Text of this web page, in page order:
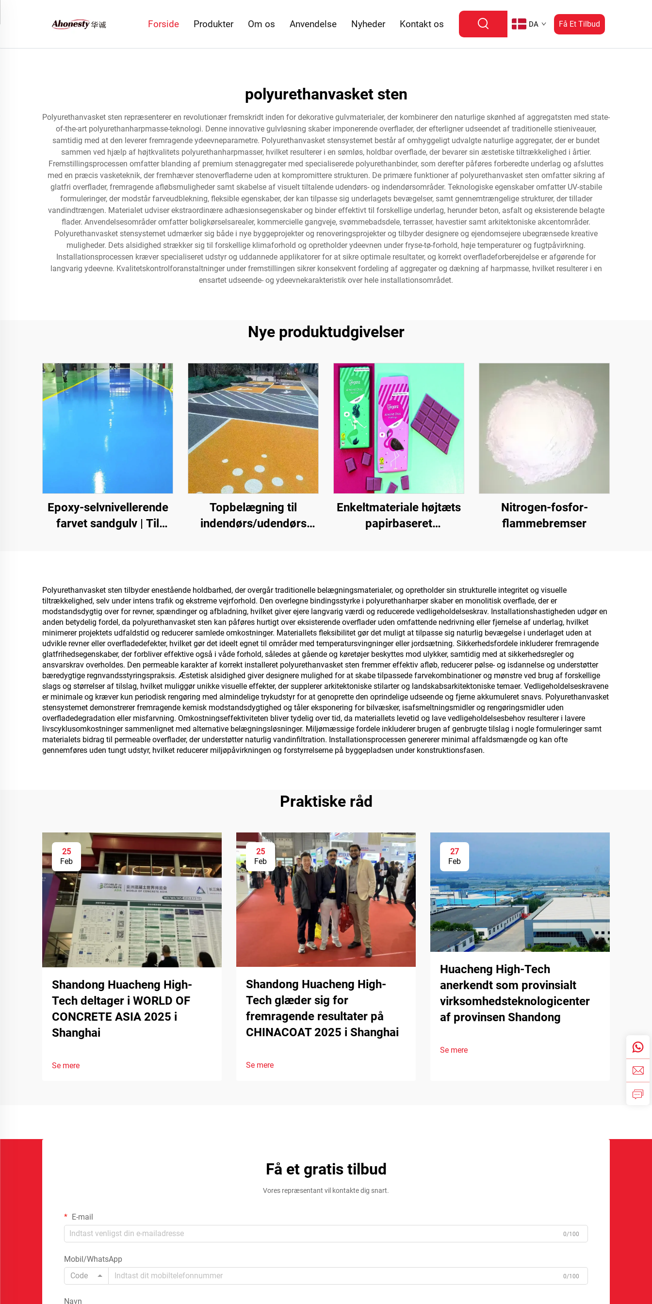
Forside Produkter Om os Anvendelse Nyheder Kontakt os DA Få Et Tilbud
polyurethanvasket sten
Polyurethanvasket sten repræsenterer en revolutionær fremskridt inden for dekorative gulvmaterialer, der kombinerer den naturlige skønhed af aggregatsten med state-
of-the-art polyurethanharpmasse-teknologi. Denne innovative gulvløsning skaber imponerende overflader, der efterligner udseendet af traditionelle stieniveauer,
samtidig med at den leverer fremragende ydeevneparametre. Polyurethanvasket stensystemet består af omhyggeligt udvalgte naturlige aggregater, der er bundet
sammen ved hjælp af højtkvalitets polyurethanharpmasser, hvilket resulterer i en sømløs, holdbar overflade, der bevarer sin æstetiske tiltrækkelighed i årtier.
Fremstillingsprocessen omfatter blanding af premium stenaggregater med specialiserede polyurethanbinder, som derefter påføres forberedte underlag og afsluttes
med en præcis vasketeknik, der fremhæver stenoverfladerne uden at kompromittere strukturen. De primære funktioner af polyurethanvasket sten omfatter sikring af
glatfri overflader, fremragende afløbsmuligheder samt skabelse af visuelt tiltalende udendørs- og indendørsområder. Teknologiske egenskaber omfatter UV-stabile
formuleringer, der modstår farveudblekning, fleksible egenskaber, der kan tilpasse sig underlagets bevægelser, samt gennemtrængelige strukturer, der tillader
vandindtrængen. Materialet udviser ekstraordinære adhæsionsegenskaber og binder effektivt til forskellige underlag, herunder beton, asfalt og eksisterende belagte
flader. Anvendelsesområder omfatter boligkørselsarealer, kommercielle gangveje, svømmebadsdele, terrasser, havestier samt arkitektoniske akcentområder.
Polyurethanvasket stensystemet udmærker sig både i nye byggeprojekter og renoveringsprojekter og tilbyder designere og ejendomsejere ubegrænsede kreative
muligheder. Dets alsidighed strækker sig til forskellige klimaforhold og opretholder ydeevnen under fryse-tø-forhold, høje temperaturer og fugtpåvirkning.
Installationsprocessen kræver specialiseret udstyr og uddannede applikatorer for at sikre optimale resultater, og korrekt overfladeforberejdelse er afgørende for
langvarig ydeevne. Kvalitetskontrolforanstaltninger under fremstillingen sikrer konsekvent fordeling af aggregater og dækning af harpmasse, hvilket resulterer i en
ensartet udseende- og ydeevnekarakteristik over hele installationsområdet.
Nye produktudgivelser
Epoxy-selvnivellerende
farvet sandgulv | Til
Topbelægning til
indendørs/udendørs
asfaltvandtætning,
silikone-PU-renovering,
PMA, EPDM,
vand-/oliebaserede
epoxy-underlag,
marmor,
belægningsfliser,
gennemtrængelige
betonoverflader,
køretøjsanvendelser mv.
Enkeltmateriale højtæts
papirbaseret
kaffe, nødder,
chokolade, bagværk og
krydderier
Nitrogen-fosfor-
flammebremser
Polyurethanvasket sten tilbyder enestående holdbarhed, der overgår traditionelle belægningsmaterialer, og opretholder sin strukturelle integritet og visuelle
tiltrækkelighed, selv under intens trafik og ekstreme vejrforhold. Den overlegne bindingsstyrke i polyurethanharper skaber en monolitisk overflade, der er
modstandsdygtig over for revner, spændinger og afbladning, hvilket giver ejere langvarig værdi og reducerede vedligeholdelseskrav. Installationshastigheden udgør en
anden betydelig fordel, da polyurethanvasket sten kan påføres hurtigt over eksisterende overflader uden omfattende nedrivning eller fjernelse af underlag, hvilket
minimerer projektets udfaldstid og reducerer samlede omkostninger. Materiallets fleksibilitet gør det muligt at tilpasse sig naturlig bevægelse i underlaget uden at
udvikle revner eller overfladedefekter, hvilket gør det ideelt egnet til områder med temperatursvingninger eller jordsætning. Sikkerhedsfordele inkluderer fremragende
glatfrihedsegenskaber, der forbliver effektive også i våde forhold, således at gående og køretøjer beskyttes mod ulykker, samtidig med at sikkerhedsregler og
ansvarskrav overholdes. Den permeable karakter af korrekt installeret polyurethanvasket sten fremmer effektiv afløb, reducerer pølse- og isdannelse og understøtter
bæredygtige regnvandsstyringspraksis. Æstetisk alsidighed giver designere mulighed for at skabe tilpassede farvekombinationer og mønstre ved brug af forskellige
slags og størrelser af tilslag, hvilket muliggør unikke visuelle effekter, der supplerer arkitektoniske stilarter og landskabsarkitektoniske temaer. Vedligeholdelseskravene
er minimale og kræver kun periodisk rengøring med almindelige trykudstyr for at genoprette den oprindelige udseende og fjerne akkumuleret snavs. Polyurethanvasket
stensystemet demonstrerer fremragende kemisk modstandsdygtighed og tåler eksponering for bilvæsker, isafsmeltningsmidler og rengøringsmidler uden
overfladedegradation eller misfarvning. Omkostningseffektiviteten bliver tydelig over tid, da materiallets levetid og lave vedligeholdelsesbehov resulterer i lavere
livscyklusomkostninger sammenlignet med alternative belægningsløsninger. Miljømæssige fordele inkluderer brugen af genbrugte tilslag i nogle formuleringer samt
materialets bidrag til permeable overflader, der understøtter naturlig vandinfiltration. Installationsprocessen genererer minimal affaldsmængde og kan ofte
gennemføres uden tungt udstyr, hvilket reducerer miljøpåvirkningen og forstyrrelserne på byggepladsen under konstruktionsfasen.
Praktiske råd
25
Feb
Shandong Huacheng High-
Tech deltager i WORLD OF
CONCRETE ASIA 2025 i
Shanghai
Se mere
25
Feb
Shandong Huacheng High-
Tech glæder sig for
fremragende resultater på
CHINACOAT 2025 i Shanghai
Se mere
27
Feb
Huacheng High-Tech
anerkendt som provinsialt
virksomhedsteknologicenter
af provinsen Shandong
Se mere
Få et gratis tilbud
Vores repræsentant vil kontakte dig snart.
E-mail
0/100
Mobil/WhatsApp
Code
0/100
Navn